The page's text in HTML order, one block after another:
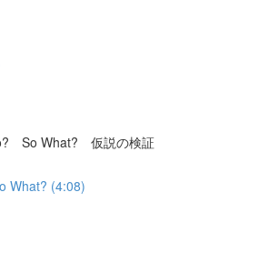
So What? 仮説の検証
What? (4:08)